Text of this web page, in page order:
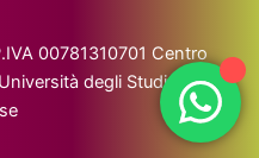
00781310701 Centro
degli Studi del